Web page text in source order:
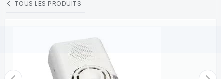
TOUS LES PRODUITS